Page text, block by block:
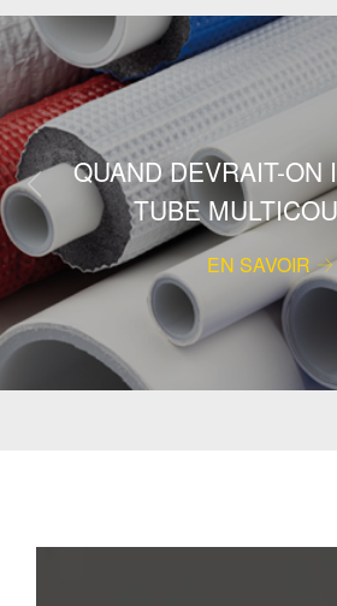
QUAND DEVRAIT-ON
TUBE
EN SAVOIR